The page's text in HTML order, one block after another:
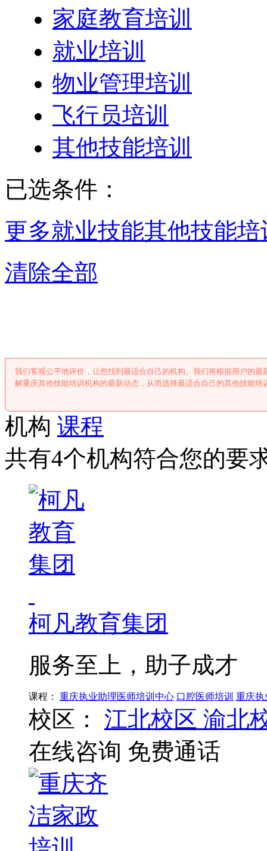
家庭教育培训
就业培训
物业管理培训
飞行员培训
其他技能培训
已选条件：
更多就业技能其他技能培
清除全部
我们客观公平地评价，让您找到最适合自己的机构。我们将根据用户的
解重庆其他技能培训机构的最新动态，从而选择最适合自己的其他技能培
机构 课程
共有4个机构符合您的要
柯凡教育集团
服务至上，助子成才
课程： 重庆执业助理医师培训中心 口腔医师培训 重庆执
校区： 江北校区 渝北
在线咨询 免费通话